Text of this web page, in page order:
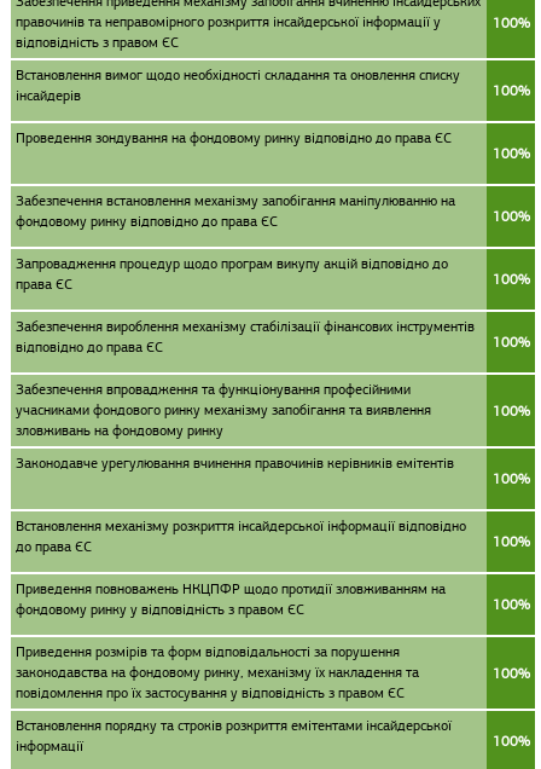
правочинів та неправомірного розкриття інсайдерської інформації у
відповідність з правом ЄС
100%
Встановлення вимог щодо необхідності складання та оновлення списку
інсайдерів
100%
Проведення зондування на фондовому ринку відповідно до права ЄС
100%
Забезпечення встановлення механізму запобігання маніпулюванню на
фондовому ринку відповідно до права ЄС
100%
Запровадження процедур щодо програм викупу акцій відповідно до
права ЄС
100%
Забезпечення вироблення механізму стабілізації фінансових інструментів
відповідно до права ЄС
100%
Забезпечення впровадження та функціонування професійними
учасниками фондового ринку механізму запобігання та виявлення
зловживань на фондовому ринку
100%
Законодавче урегулювання вчинення правочинів керівників емітентів
100%
Встановлення механізму розкриття інсайдерської інформації відповідно
до права ЄС
100%
Приведення повноважень НКЦПФР щодо протидії зловживанням на
фондовому ринку у відповідність з правом ЄС
100%
Приведення розмірів та форм відповідальності за порушення
законодавства на фондовому ринку, механізму їх накладення та
повідомлення про їх застосування у відповідність з правом ЄС
100%
Встановлення порядку та строків розкриття емітентами інсайдерської
інформації
100%